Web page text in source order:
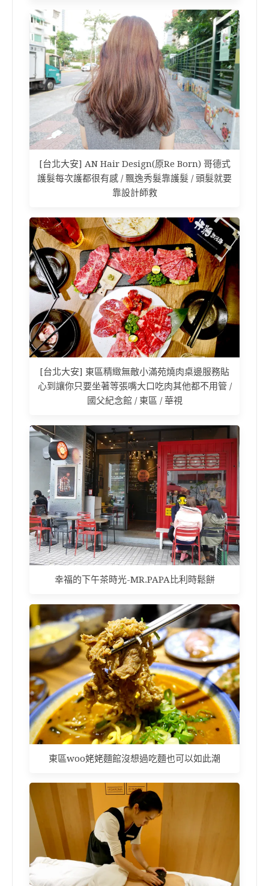
[台北大安] AN Hair Design(原Re Born) 哥德式
護髮每次護都很有感 / 飄逸秀髮靠護髮 / 頭髮就要
靠設計師救
[台北大安] 東區精緻無敵小滿苑燒肉桌邊服務貼
心到讓你只要坐著等張嘴大口吃肉其他都不用管 /
國父紀念館 / 東區 / 華視
幸福的下午茶時光-MR.PAPA比利時鬆餅
東區woo姥姥麵館沒想過吃麵也可以如此潮